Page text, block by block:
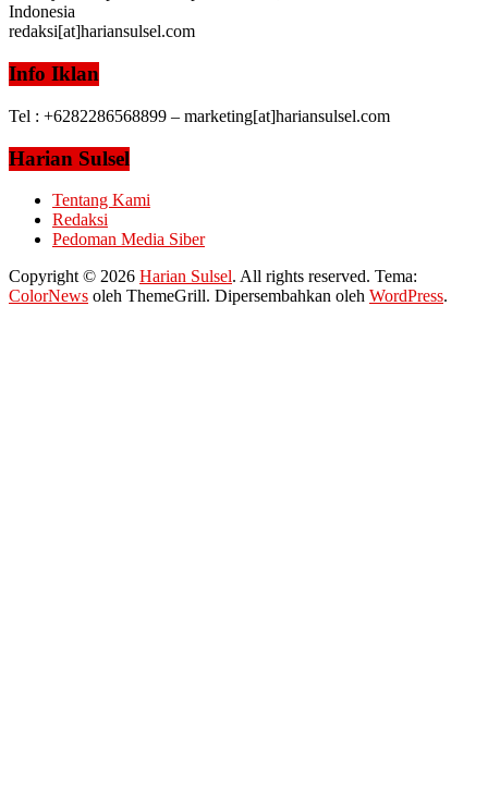
Indonesia
redaksi[at]hariansulsel.com
Info Iklan
Tel : +6282286568899 – marketing[at]hariansulsel.com
Harian Sulsel
Tentang Kami
Redaksi
Pedoman Media Siber
Copyright © 2026 Harian Sulsel. All rights reserved. Tema:
ColorNews oleh ThemeGrill. Dipersembahkan oleh WordPress.